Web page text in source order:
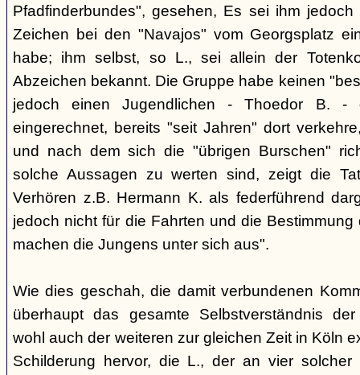
Pfadfinderbundes", gesehen, Es sei ihm
Zeichen bei den "Navajos" vom Georgsplatz
habe; ihm selbst, so L., sei allein der
Abzeichen bekannt. Die Gruppe habe keinen
jedoch einen Jugendlichen - Thoedor B. -
eingerechnet, bereits "seit Jahren" dort
und nach dem sich die "übrigen Burschen"
solche Aussagen zu werten sind, zeigt die
Verhören z.B. Hermann K. als federführend
jedoch nicht für die Fahrten und die
machen die Jungens unter sich aus".
Wie dies geschah, die damit verbundenen
überhaupt das gesamte Selbstverständnis
wohl auch der weiteren zur gleichen Zeit in Köln
Schilderung hervor, die L., der an vier